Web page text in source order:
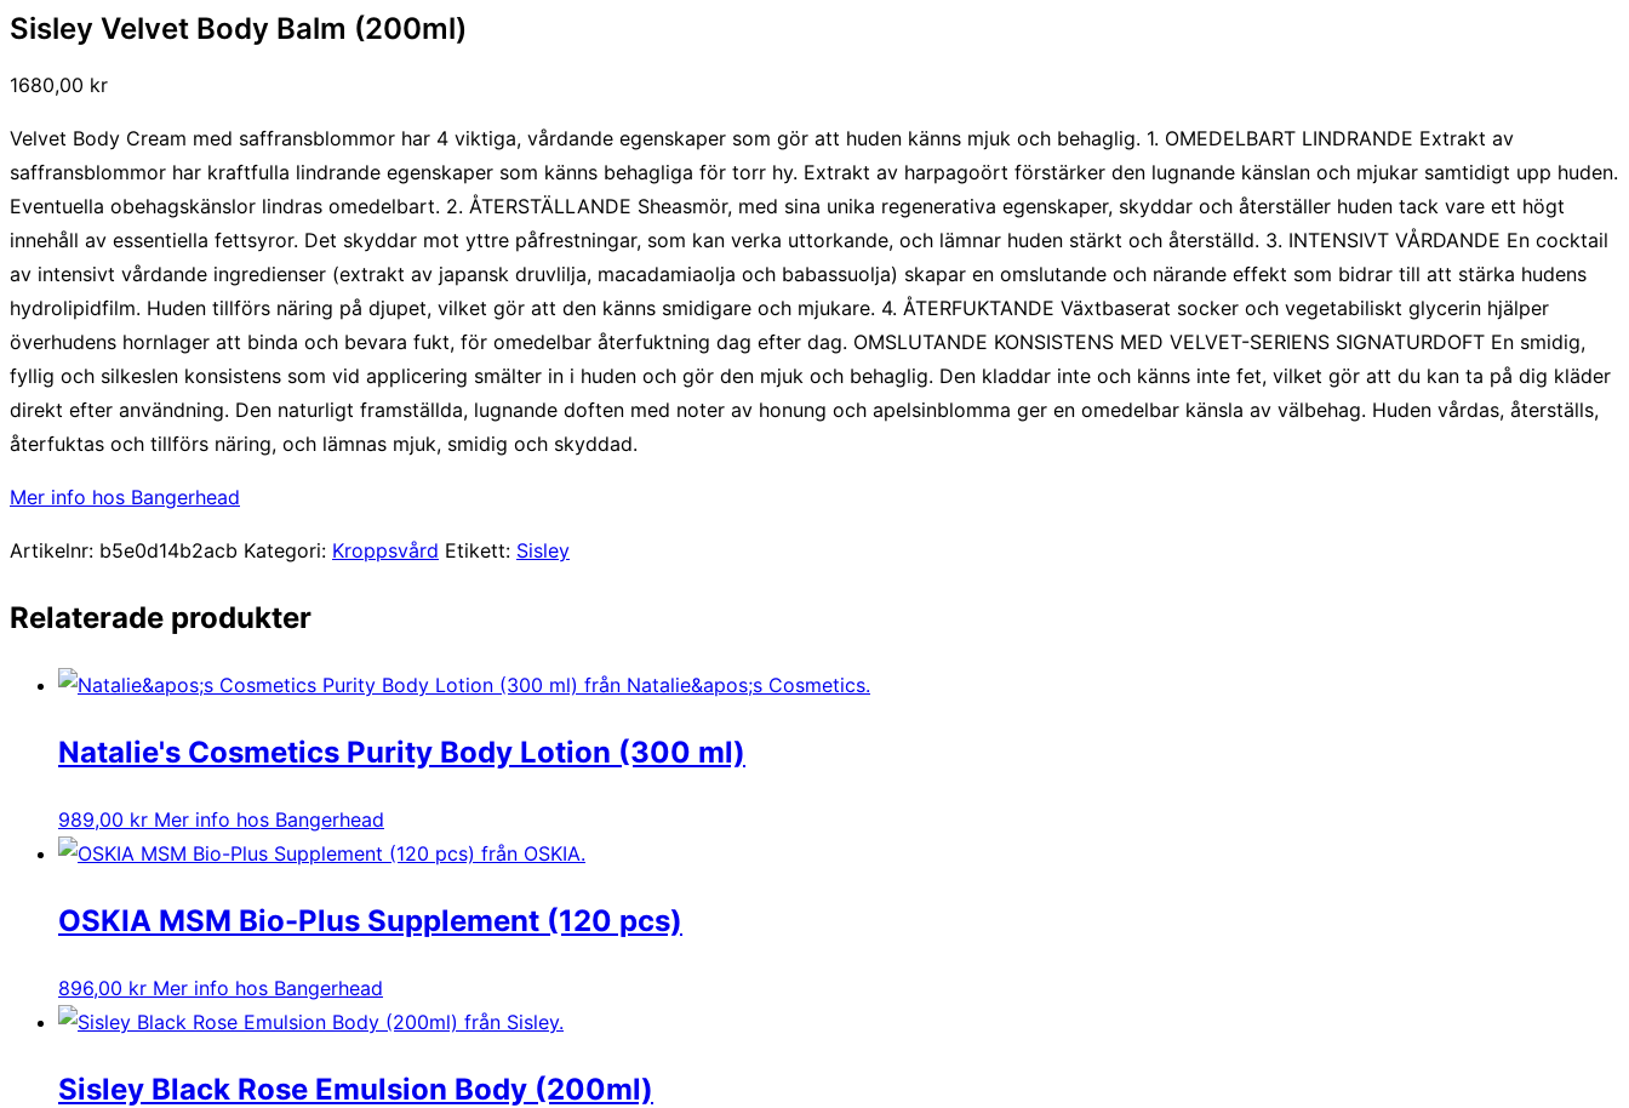
Sisley Velvet Body Balm (200ml)
1680,00 kr
Velvet Body Cream med saffransblommor har 4 viktiga, vårdande egenskaper som gör att huden känns mjuk och behaglig. 1. OMEDELBART LINDRANDE Extrakt av
saffransblommor har kraftfulla lindrande egenskaper som känns behagliga för torr hy. Extrakt av harpagoört förstärker den lugnande känslan och mjukar samtidigt upp huden.
Eventuella obehagskänslor lindras omedelbart. 2. ÅTERSTÄLLANDE Sheasmör, med sina unika regenerativa egenskaper, skyddar och återställer huden tack vare ett högt
innehåll av essentiella fettsyror. Det skyddar mot yttre påfrestningar, som kan verka uttorkande, och lämnar huden stärkt och återställd. 3. INTENSIVT VÅRDANDE En cocktail
av intensivt vårdande ingredienser (extrakt av japansk druvlilja, macadamiaolja och babassuolja) skapar en omslutande och närande effekt som bidrar till att stärka hudens
hydrolipidfilm. Huden tillförs näring på djupet, vilket gör att den känns smidigare och mjukare. 4. ÅTERFUKTANDE Växtbaserat socker och vegetabiliskt glycerin hjälper
överhudens hornlager att binda och bevara fukt, för omedelbar återfuktning dag efter dag. OMSLUTANDE KONSISTENS MED VELVET-SERIENS SIGNATURDOFT En smidig,
fyllig och silkeslen konsistens som vid applicering smälter in i huden och gör den mjuk och behaglig. Den kladdar inte och känns inte fet, vilket gör att du kan ta på dig kläder
direkt efter användning. Den naturligt framställda, lugnande doften med noter av honung och apelsinblomma ger en omedelbar känsla av välbehag. Huden vårdas, återställs,
återfuktas och tillförs näring, och lämnas mjuk, smidig och skyddad.
Mer info hos Bangerhead
Artikelnr: b5e0d14b2acb Kategori: Kroppsvård Etikett: Sisley
Relaterade produkter
Natalie's Cosmetics Purity Body Lotion (300 ml)
989,00 kr Mer info hos Bangerhead
OSKIA MSM Bio-Plus Supplement (120 pcs)
896,00 kr Mer info hos Bangerhead
Sisley Black Rose Emulsion Body (200ml)